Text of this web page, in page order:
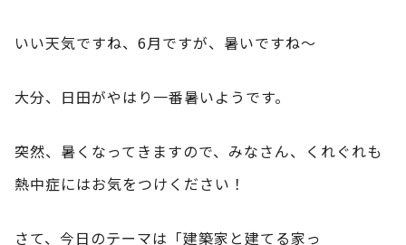
いい天気ですね、6月ですが、暑いですね～
大分、日田がやはり一番暑いようです。
突然、暑くなってきますので、みなさん、くれぐれも
熱中症にはお気をつけください！
さて、今日のテーマは「建築家と建てる家っ